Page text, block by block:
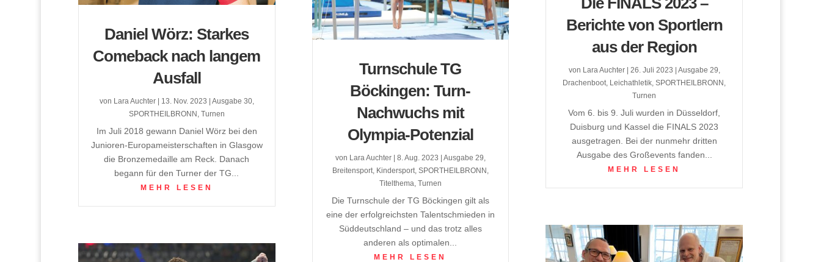
Daniel Wörz: Starkes
Comeback nach langem
Ausfall
von Lara Auchter| 13. Nov. 2023 | Ausgabe 30,
SPORTHEILBRONN, Turnen
Im Juli 2018 gewann Daniel Wörz bei den
Junioren-Europameisterschaften in Glasgow
die Bronzemedaille am Reck. Danach
begann für den Turner der TG...
MEHR LESEN
Turnschule TG
Böckingen: Turn-
Nachwuchs mit
Olympia-Potenzial
von Lara Auchter| 8. Aug. 2023 | Ausgabe 29,
Breitensport, Kindersport, SPORTHEILBRONN,
Titelthema, Turnen
Die Turnschule der TG Böckingen gilt als
eine der erfolgreichsten Talentschmieden in
Süddeutschland – und das trotz alles
anderen als optimalen...
MEHR LESEN
Berichte von Sportlern
aus der Region
von Lara Auchter| 26. Juli 2023 | Ausgabe 29,
Drachenboot, Leichathletik,SPORTHEILBRONN,
Turnen
Vom 6. bis 9. Juli wurden in Düsseldorf,
Duisburg und Kassel die FINALS 2023
ausgetragen. Bei der nunmehr dritten
Ausgabe des Großevents fanden...
MEHR LESEN